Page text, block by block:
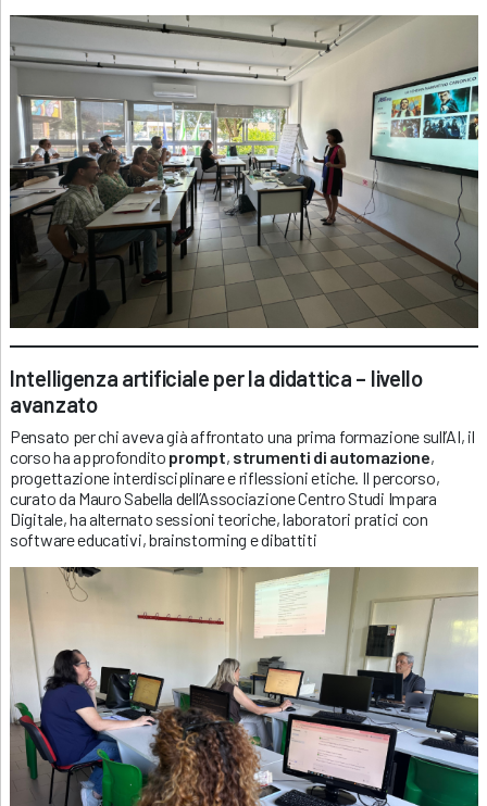
Intelligenza artificiale per la didattica – livello
avanzato
Pensato per chi aveva già affrontato una prima formazione sull’AI, il
corso ha approfondito prompt, strumenti di automazione,
progettazione interdisciplinare e riflessioni etiche. Il percorso,
curato da Mauro Sabella dell’Associazione Centro Studi Impara
Digitale, ha alternato sessioni teoriche, laboratori pratici con
software educativi, brainstorming e dibattiti